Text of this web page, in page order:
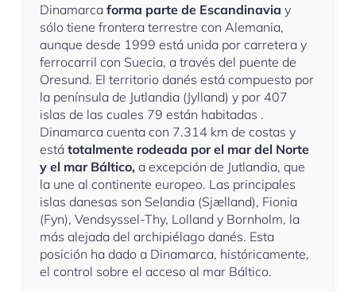
Dinamarca forma parte de Escandinavia y
sólo tiene frontera terrestre con Alemania,
aunque desde 1999 está unida por carretera y
ferrocarril con Suecia, a través del puente de
Oresund. El territorio danés está compuesto por
la península de Jutlandia (Jylland) y por 407
islas de las cuales 79 están habitadas .
Dinamarca cuenta con 7.314 km de costas y
está totalmente rodeada por el mar del Norte
y el mar Báltico, a excepción de Jutlandia, que
la une al continente europeo. Las principales
islas danesas son Selandia (Sjælland), Fionia
(Fyn), Vendsyssel-Thy, Lolland y Bornholm, la
más alejada del archipiélago danés. Esta
posición ha dado a Dinamarca, históricamente,
el control sobre el acceso al mar Báltico.